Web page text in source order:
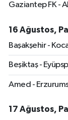
Gaziantep FK -
16 Ağustos,
Başakşehir -
Beşiktaş -
Amed -
17 Ağustos,